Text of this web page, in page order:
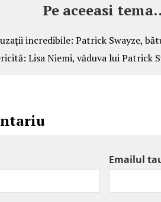
Pe aceeasi
incredibile: Patrick Swayze,
Lisa Niemi, văduva lui Patrick
Emailul